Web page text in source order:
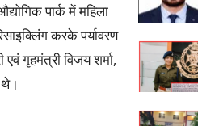
पार्क में महिला
करके पर्यावरण
गृहमंत्री विजय शर्मा,
थे।